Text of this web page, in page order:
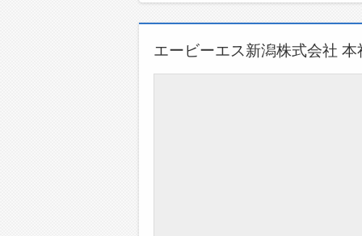
エービーエス新潟株式会社